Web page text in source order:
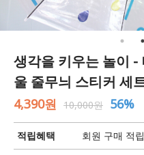
생각을 키우는 놀이 -
울 줄무늬 스티커 세
4,390원 10,000원 56%
적립혜택 회원 구매 적